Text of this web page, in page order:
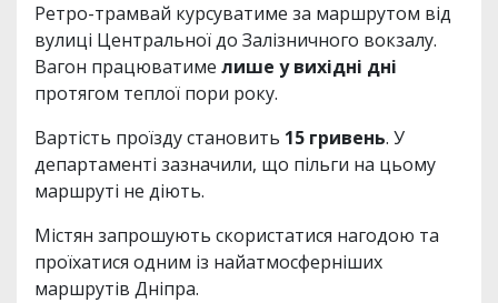
Ретро-трамвай курсуватиме за маршрутом від
вулиці Центральної до Залізничного вокзалу.
Вагон працюватиме лише у вихідні дні
протягом теплої пори року.
Вартість проїзду становить 15 гривень. У
департаменті зазначили, що пільги на цьому
маршруті не діють.
Містян запрошують скористатися нагодою та
проїхатися одним із найатмосферніших
маршрутів Дніпра.